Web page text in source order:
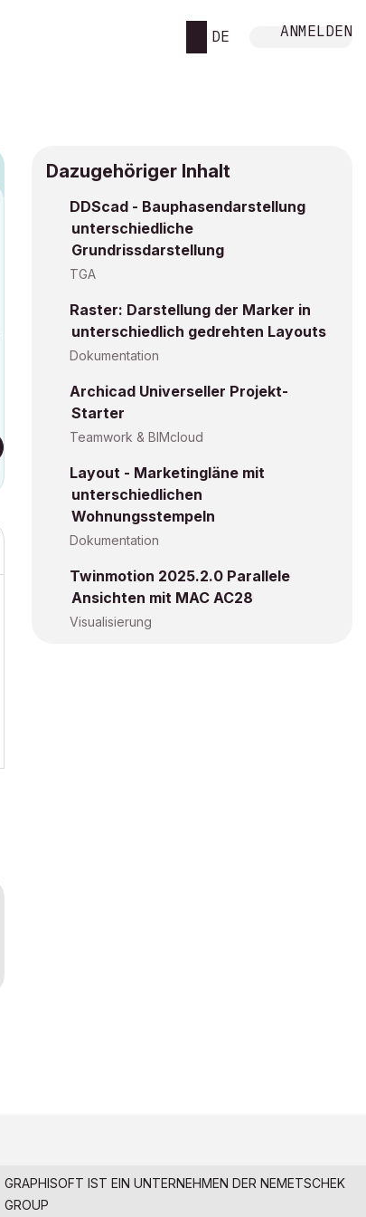
DE ANMELDEN
Dazugehöriger Inhalt
DDScad - Bauphasendarstellung
unterschiedliche
Grundrissdarstellung
TGA
Raster: Darstellung der Marker in
unterschiedlich gedrehten Layouts
Dokumentation
Archicad Universeller Projekt-
Starter
Teamwork & BIMcloud
Layout - Marketingläne mit
unterschiedlichen
Wohnungsstempeln
Dokumentation
Twinmotion 2025.2.0 Parallele
Ansichten mit MAC AC28
Visualisierung
GRAPHISOFT IST EIN UNTERNEHMEN DERNEMETSCHEK
GROUP